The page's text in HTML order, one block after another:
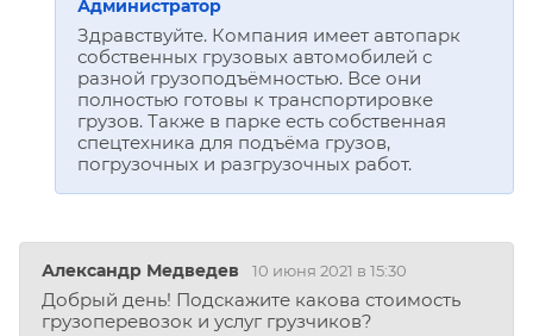
Администратор
Здравствуйте. Компания имеет автопарк
собственных грузовых автомобилей с
разной грузоподъёмностью. Все они
полностью готовы к транспортировке
грузов. Также в парке есть собственная
спецтехника для подъёма грузов,
погрузочных и разгрузочных работ.
Александр Медведев 10 июня 2021 в 15:30
Добрый день! Подскажите какова стоимость
грузоперевозок и услуг грузчиков?